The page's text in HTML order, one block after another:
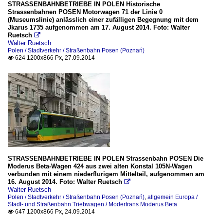
STRASSENBAHNBETRIEBE IN POLEN Historische
Strassenbahnen POSEN Motorwagen 71 der Linie 0
(Museumslinie) anlässlich einer zufälligen Begegnung mit dem
Jkarus 1735 aufgenommen am 17. August 2014. Foto: Walter
Ruetsch 
Walter Ruetsch
Polen / Stadtverkehr / Straßenbahn Posen (Poznań)
 624 1200x866 Px, 27.09.2014
STRASSENBAHNBETRIEBE IN POLEN Strassenbahn POSEN Die
Moderus Beta-Wagen 424 aus zwei alten Konstal 105N-Wagen
verbunden mit einem niederflurigem Mittelteil, aufgenommen am
16. August 2014. Foto: Walter Ruetsch 
Walter Ruetsch
Polen / Stadtverkehr / Straßenbahn Posen (Poznań), allgemein Europa /
Stadt- und Straßenbahn Triebwagen / Modertrans Moderus Beta
 647 1200x866 Px, 24.09.2014